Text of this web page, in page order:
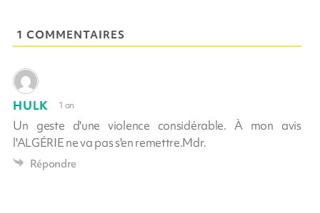
1 COMMENTAIRES
HULK 1 an
Un geste d'une violence considérable. À mon avis
l'ALGÉRIE ne va pas s'en remettre.Mdr.
Répondre